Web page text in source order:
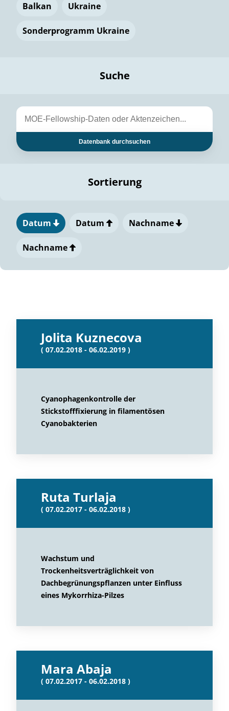
Balkan Ukraine
Sonderprogramm Ukraine
Suche
Datenbank durchsuchen
Sortierung
Datum Datum Nachname
Nachname
Jolita Kuznecova
( 07.02.2018 - 06.02.2019 )
Cyanophagenkontrolle der
Stickstofffixierung in filamentösen
Cyanobakterien
Ruta Turlaja
( 07.02.2017 - 06.02.2018 )
Wachstum und
Trockenheitsverträglichkeit von
Dachbegrünungspflanzen unter Einfluss
eines Mykorrhiza-Pilzes
Mara Abaja
( 07.02.2017 - 06.02.2018 )